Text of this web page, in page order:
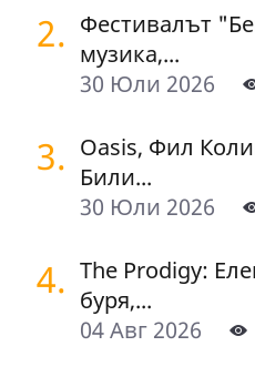
2. Фестивалът
музика,...
30 Юли 2026
3. Oasis, Фил
Били...
30 Юли 2026
4. The Prodigy:
буря,...
04 Авг 2026